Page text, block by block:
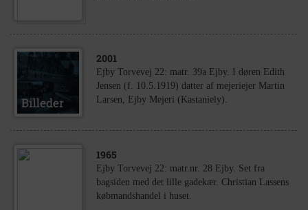
2001
Ejby Torvevej 22: matr. 39a Ejby. I døren Edith
Jensen (f. 10.5.1919) datter af mejeriejer Martin
Larsen, Ejby Mejeri (Kastaniely).
1965
Ejby Torvevej 22: matr.nr. 28 Ejby. Set fra
bagsiden med det lille gadekær. Christian Lassens
købmandshandel i huset.